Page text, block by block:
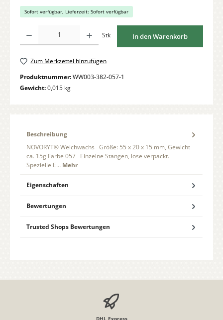
Sofort verfügbar, Lieferzeit: Sofort verfügbar
Stk In den Warenkorb
Zum Merkzettel hinzufügen
Produktnummer:WW003-382-057-1
Gewicht:0,015 kg
Beschreibung
NOVORYT® Weichwachs Größe: 55 x 20 x 15 mm, Gewicht
ca. 15g Farbe 057 Einzelne Stangen, lose verpackt.
Spezielle E… Mehr
Eigenschaften
Bewertungen
Trusted Shops Bewertungen
DHL Express